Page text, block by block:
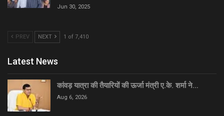
Jun 30, 2025
PREV NEXT 1 of 7,410
Latest News
कांवड़ यात्रा की तैयारियों की ऊर्जा मंत्री ए.के. शर्मा ने…
Aug 6, 2026